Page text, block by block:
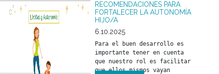
objetivo de mejorar su
atención, cuidado y
RECOMENDACIONES PARA
FORTALECER LA AUTONOMÍA
HIJO/A
6.10.2025
Para el buen desarrollo es
importante tener en cuenta
que nuestro rol es facilitar
que ellos mismos vayan